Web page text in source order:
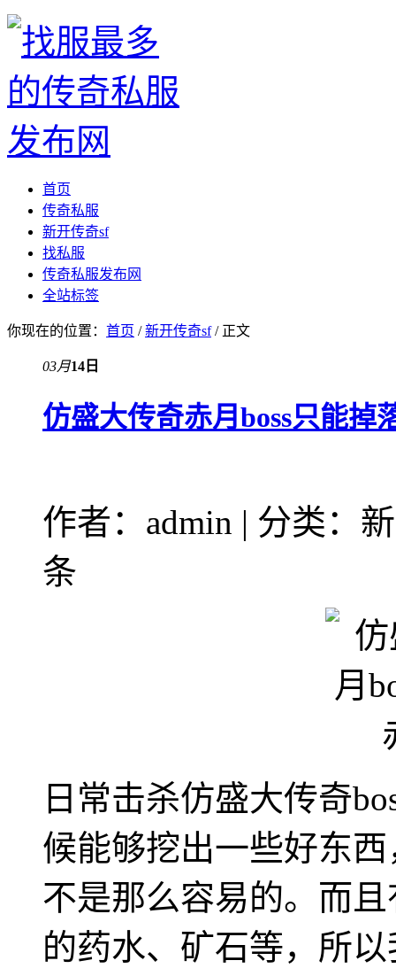
首页
传奇私服
新开传奇sf
找私服
传奇私服发布网
全站标签
你现在的位置： 首页 /新开传奇sf/ 正文
03月14日
仿盛大传奇赤月boss只能掉
作者：admin | 分类：
条
日常击杀仿盛大传奇
候能够挖出一些好东
不是那么容易的。而
的药水、矿石等，所